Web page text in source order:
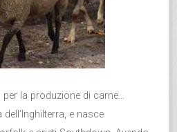
la produzione di carne…
e nasce